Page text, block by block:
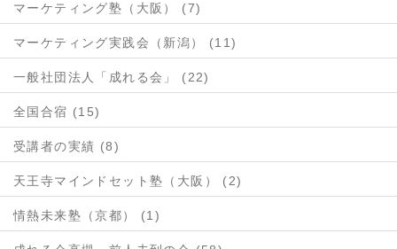
マーケティング塾（大阪） (7)
マーケティング実践会（新潟） (11)
一般社団法人「成れる会」 (22)
全国合宿 (15)
受講者の実績 (8)
天王寺マインドセット塾（大阪） (2)
情熱未来塾（京都） (1)